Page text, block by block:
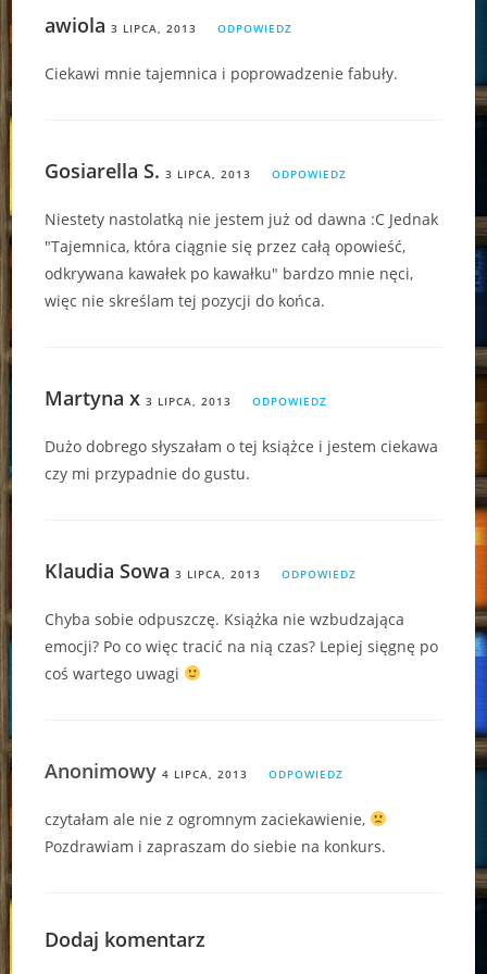
awiola 3 LIPCA, 2013 ODPOWIEDZ
Ciekawi mnie tajemnica i poprowadzenie fabuły.
Gosiarella S. 3 LIPCA, 2013 ODPOWIEDZ
Niestety nastolatką nie jestem już od dawna :C Jednak
"Tajemnica, która ciągnie się przez całą opowieść,
odkrywana kawałek po kawałku" bardzo mnie nęci,
więc nie skreślam tej pozycji do końca.
Martyna x 3 LIPCA, 2013 ODPOWIEDZ
Dużo dobrego słyszałam o tej książce i jestem ciekawa
czy mi przypadnie do gustu.
Klaudia Sowa 3 LIPCA, 2013 ODPOWIEDZ
Chyba sobie odpuszczę. Książka nie wzbudzająca
emocji? Po co więc tracić na nią czas? Lepiej sięgnę po
coś wartego uwagi
Anonimowy4 LIPCA, 2013 ODPOWIEDZ
czytałam ale nie z ogromnym zaciekawienie,
Pozdrawiam i zapraszam do siebie na konkurs.
Dodaj komentarz